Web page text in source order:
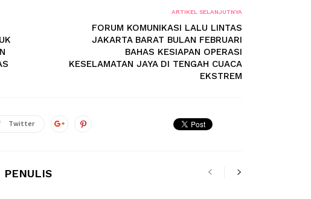
ARTIKEL SELANJUTNYA
FORUM KOMUNIKASI LALU LINTAS
JAKARTA BARAT BULAN FEBRUARI
BAHAS KESIAPAN OPERASI
KESELAMATAN JAYA DI TENGAH CUACA
EKSTREM
Twitter
PENULIS